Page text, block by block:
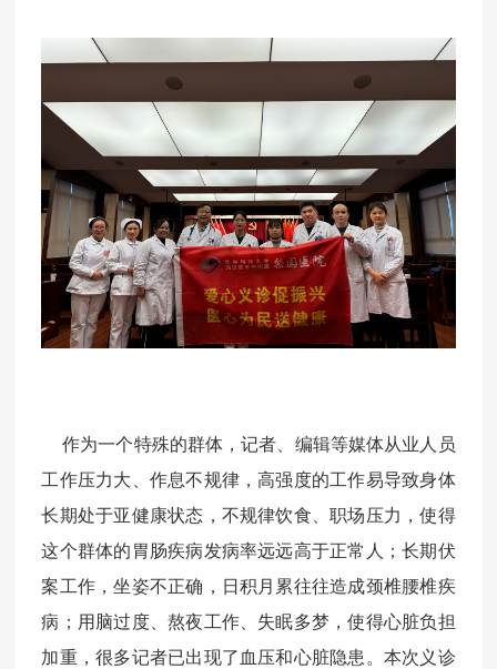
作为一个特殊的群体，记者、编辑等媒体从业人员
工作压力大、作息不规律，高强度的工作易导致身体
长期处于亚健康状态，不规律饮食、职场压力，使得
这个群体的胃肠疾病发病率远远高于正常人；长期伏
案工作，坐姿不正确，日积月累往往造成颈椎腰椎疾
病；用脑过度、熬夜工作、失眠多梦，使得心脏负担
加重，很多记者已出现了血压和心脏隐患。本次义诊